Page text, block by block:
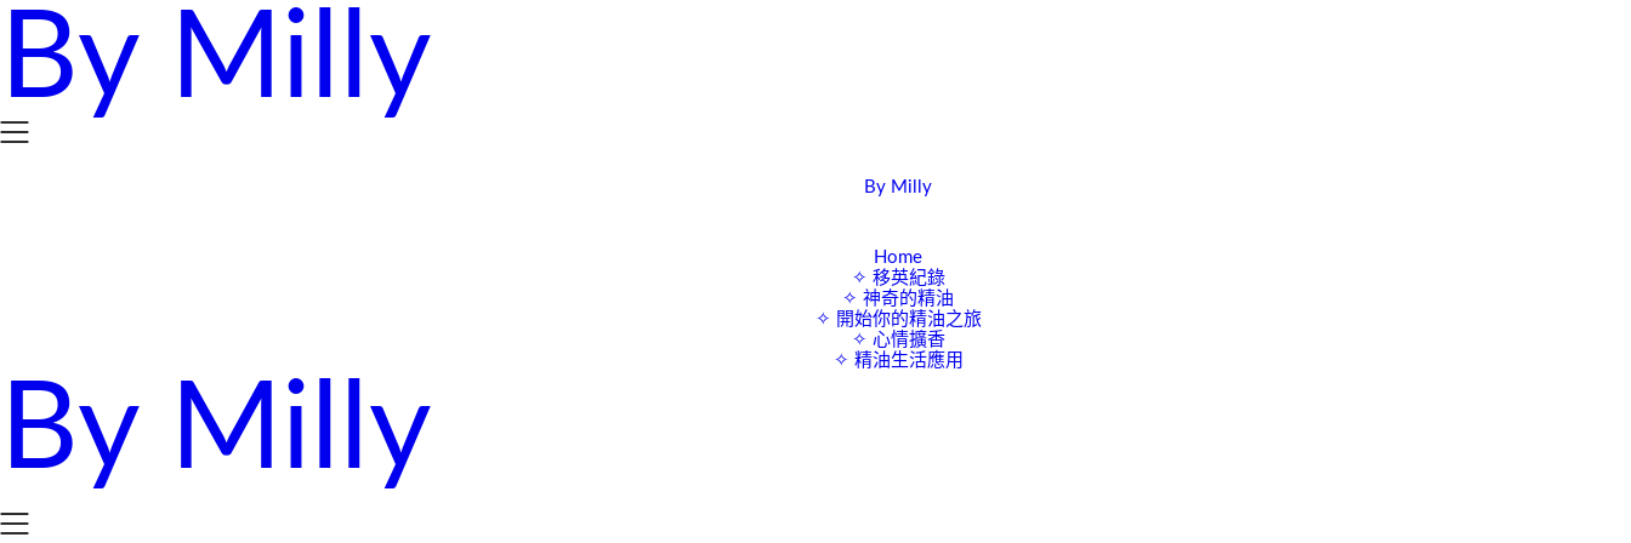
Skip
content
By Milly
By Milly
Home
✧ 移英紀錄
✧ 神奇的精油
✧ 開始你的精油之旅
✧ 心情擴香
✧ 精油生活應用
By Milly